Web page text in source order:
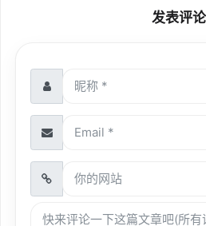
发表评论